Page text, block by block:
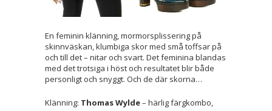
En feminin klänning, mormorsplissering på
skinnväskan, klumbiga skor med små toffsar på
och till det – nitar och svart. Det feminina blandas
med det trotsiga i höst och resultatet blir både
personligt och snyggt. Och de där skorna…
Klänning: Thomas Wylde– härlig färgkombo,